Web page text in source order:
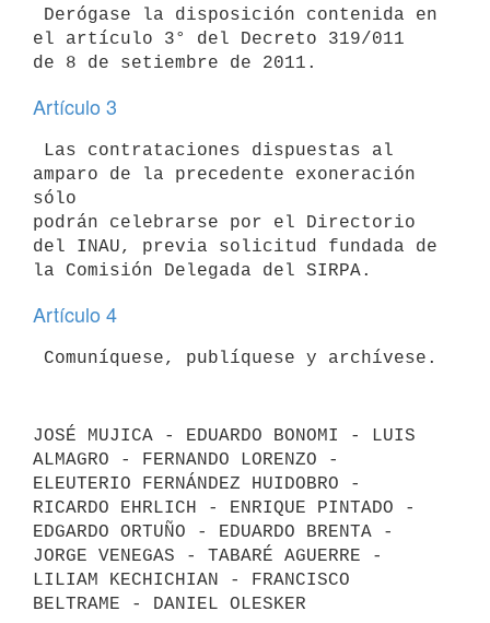
el artículo 3° del Decreto 319/011
Artículo 3
amparo de la precedente exoneración
sólo
podrán celebrarse por el Directorio
del INAU, previa solicitud fundada de
Artículo 4
JOSÉ MUJICA - EDUARDO BONOMI - LUIS
ALMAGRO - FERNANDO LORENZO -
ELEUTERIO FERNÁNDEZ HUIDOBRO -
RICARDO EHRLICH - ENRIQUE PINTADO -
EDGARDO ORTUÑO - EDUARDO BRENTA -
JORGE VENEGAS - TABARÉ AGUERRE -
LILIAM KECHICHIAN - FRANCISCO
BELTRAME - DANIEL OLESKER